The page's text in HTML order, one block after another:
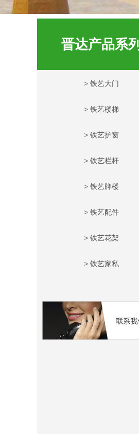
晋达产品系列
> 铁艺大门
> 铁艺楼梯
> 铁艺护窗
> 铁艺栏杆
> 铁艺牌楼
> 铁艺配件
> 铁艺花架
> 铁艺家私